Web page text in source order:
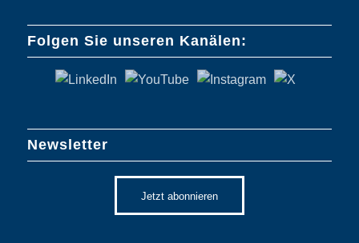
Folgen Sie unseren Kanälen:
Newsletter
Jetzt abonnieren